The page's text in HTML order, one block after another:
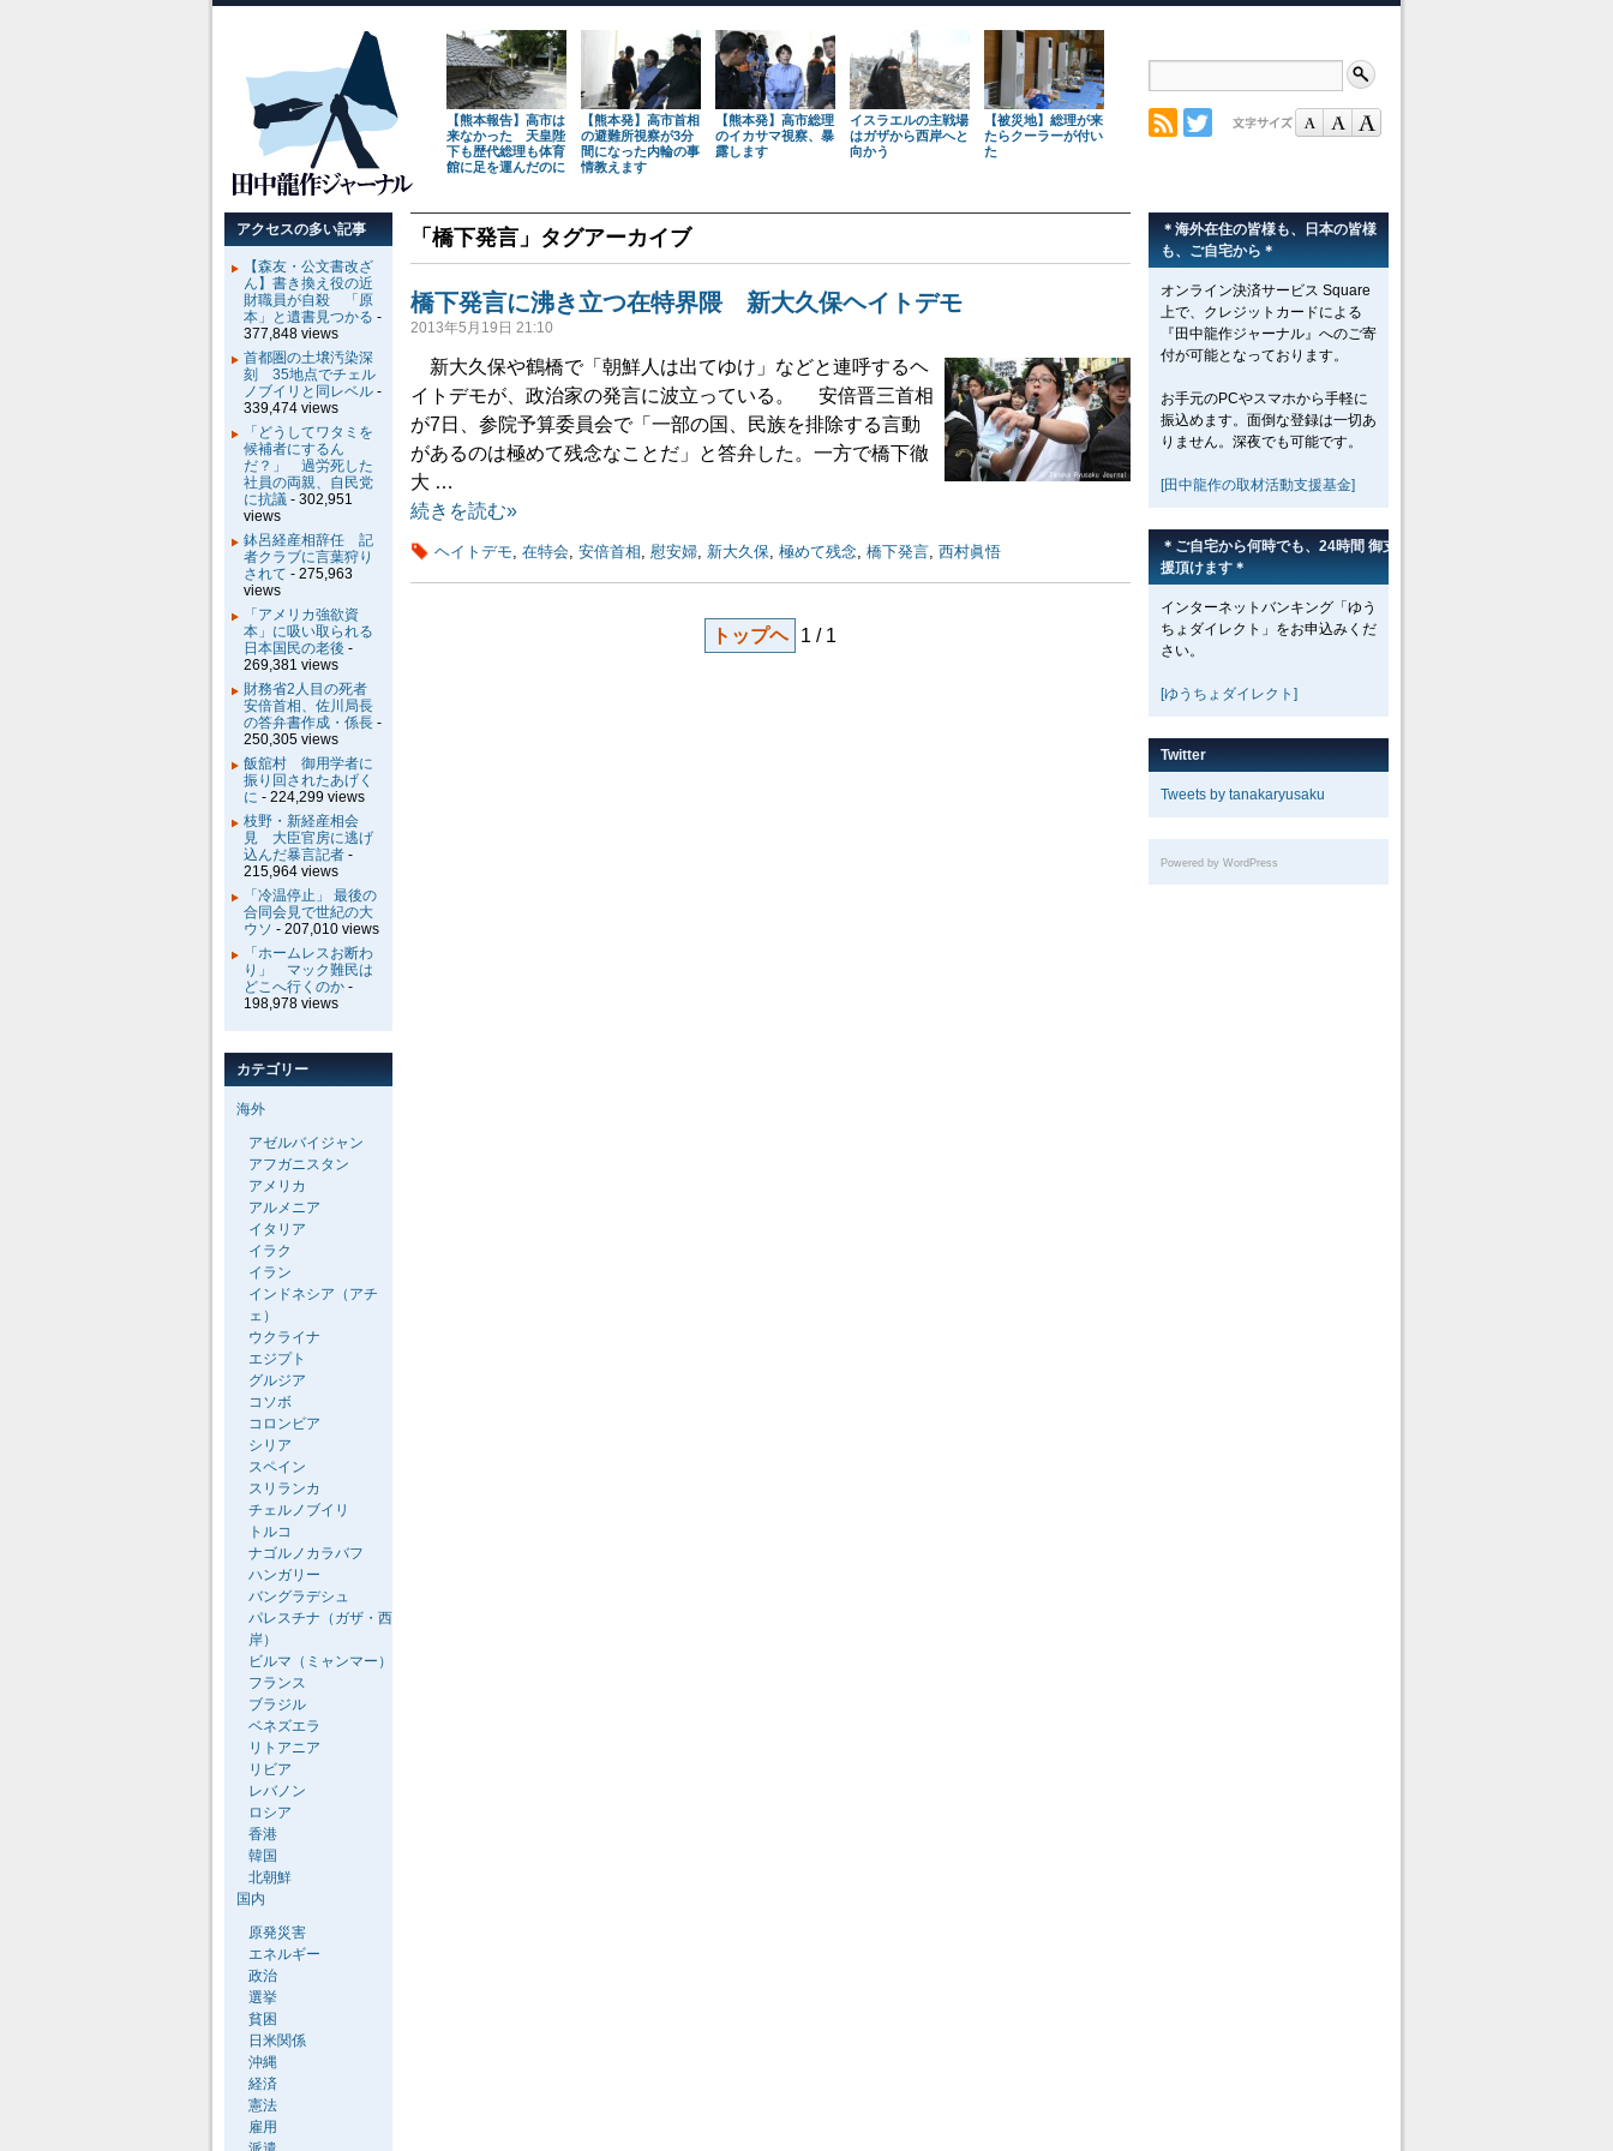
【熊本報告】高市は
来なかった 天皇陛
下も歴代総理も体育
館に足を運んだのに
【熊本発】高市首相
の避難所視察が3分
間になった内輪の事
情教えます
【熊本発】高市総理
のイカサマ視察、暴
露します
イスラエルの主戦場
はガザから西岸へと
向かう
【被災地】総理が来
たらクーラーが付い
た
「 橋下発言 」タグアーカイブ
橋下発言に沸き立つ在特界隈 新大久保ヘイトデモ
2013年5月19日 21:10
新大久保や鶴橋で「朝鮮人は出てゆけ」などと連呼するヘ
イトデモが、政治家の発言に波立っている。 安倍晋三首相
が7日、参院予算委員会で「一部の国、民族を排除する言動
があるのは極めて残念なことだ」と答弁した。一方で橋下徹
大 …
続きを読む»
ヘイトデモ, 在特会, 安倍首相, 慰安婦, 新大久保, 極めて残念, 橋下発言, 西村眞悟
トップヘ 1 / 1
＊海外在住の皆様も、日本の皆様
も、ご自宅から＊
オンライン決済サービス Square
上で、クレジットカードによる
『田中龍作ジャーナル』へのご寄
付が可能となっております。
お手元のPCやスマホから手軽に
振込めます。面倒な登録は一切あ
りません。深夜でも可能です。
[田中龍作の取材活動支援基金]
＊ご自宅から何時でも、24時間 御支
援頂けます＊
インターネットバンキング「ゆう
ちょダイレクト」をお申込みくだ
さい。
[ゆうちょダイレクト]
Twitter
Tweets by tanakaryusaku
Powered by WordPress
アクセスの多い記事
【森友・公文書改ざ
ん】書き換え役の近
財職員が自殺 「原
本」と遺書見つかる -
377,848 views
首都圏の土壌汚染深
刻 35地点でチェル
ノブイリと同レベル -
339,474 views
「どうしてワタミを
候補者にするん
だ？」 過労死した
社員の両親、自民党
に抗議 - 302,951
views
鉢呂経産相辞任 記
者クラブに言葉狩り
されて - 275,963
views
「アメリカ強欲資
本」に吸い取られる
日本国民の老後 -
269,381 views
財務省2人目の死者
安倍首相、佐川局長
の答弁書作成・係長 -
250,305 views
飯舘村 御用学者に
振り回されたあげく
に - 224,299 views
枝野・新経産相会
見 大臣官房に逃げ
込んだ暴言記者 -
215,964 views
「冷温停止」 最後の
合同会見で世紀の大
ウソ - 207,010 views
「ホームレスお断わ
り」 マック難民は
どこへ行くのか -
198,978 views
カテゴリー
海外
アゼルバイジャン
アフガニスタン
アメリカ
アルメニア
イタリア
イラク
イラン
インドネシア（アチ
ェ）
ウクライナ
エジプト
グルジア
コソボ
コロンビア
シリア
スペイン
スリランカ
チェルノブイリ
トルコ
ナゴルノカラバフ
ハンガリー
バングラデシュ
パレスチナ（ガザ・西
岸）
ビルマ（ミャンマー）
フランス
ブラジル
ベネズエラ
リトアニア
リビア
レバノン
ロシア
香港
韓国
北朝鮮
国内
原発災害
エネルギー
政治
選挙
貧困
日米関係
沖縄
経済
憲法
雇用